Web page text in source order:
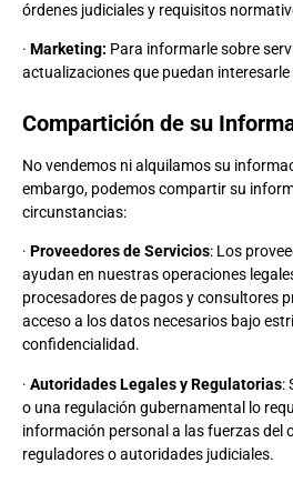
órdenes judiciales y requisitos
· Marketing: Para informarle sobre
actualizaciones que puedan interesarle
Compartición de su
No vendemos ni alquilamos su
embargo, podemos compartir su
circunstancias:
· Proveedores de Servicios: Los
ayudan en nuestras operaciones
procesadores de pagos y consultores
acceso a los datos necesarios bajo
confidencialidad.
· Autoridades Legales y Regulatorias:
o una regulación gubernamental lo
información personal a las fuerzas del
reguladores o autoridades judiciales.